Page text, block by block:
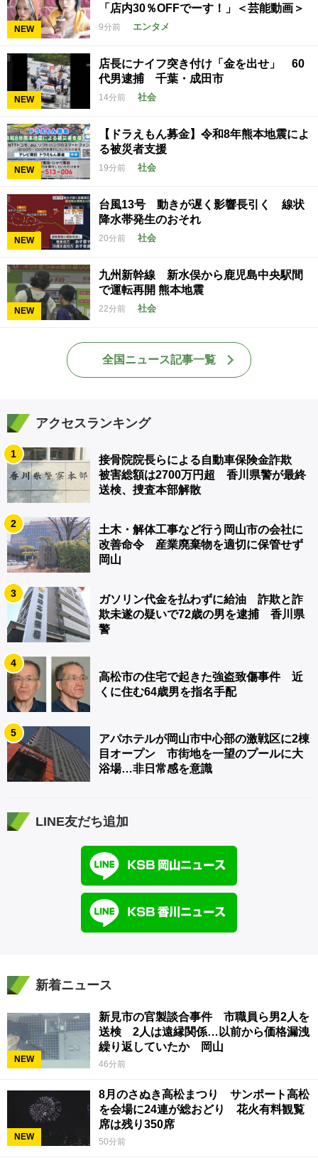
NEW
「店内30％OFFでーす！」＜芸能動画＞
9分前 エンタメ
NEW
店長にナイフ突き付け「金を出せ」 60
代男逮捕 千葉・成田市
14分前 社会
NEW
【ドラえもん募金】令和8年熊本地震によ
る被災者支援
19分前 社会
NEW
台風13号 動きが遅く影響長引く 線状
降水帯発生のおそれ
20分前 社会
NEW
九州新幹線 新水俣から鹿児島中央駅間
で運転再開 熊本地震
22分前 社会
全国ニュース記事一覧
アクセスランキング
1
接骨院院長らによる自動車保険金詐欺
被害総額は2700万円超 香川県警が最終
送検、捜査本部解散
2
土木・解体工事など行う岡山市の会社に
改善命令 産業廃棄物を適切に保管せず
岡山
3
ガソリン代金を払わずに給油 詐欺と詐
欺未遂の疑いで72歳の男を逮捕 香川県
警
4
高松市の住宅で起きた強盗致傷事件 近
くに住む64歳男を指名手配
5
アパホテルが岡山市中心部の激戦区に2棟
目オープン 市街地を一望のプールに大
浴場…非日常感を意識
LINE友だち追加
新着ニュース
NEW
新見市の官製談合事件 市職員ら男2人を
送検 2人は遠縁関係…以前から価格漏洩
繰り返していたか 岡山
46分前
NEW
8月のさぬき高松まつり サンポート高松
を会場に24連が総おどり 花火有料観覧
席は残り350席
50分前